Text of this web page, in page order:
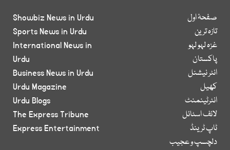
صفحۂ اول
تازہ ترین
غزہ لہو لہو
پاکستان
انٹر نیشنل
کھیل
انٹرٹینمنٹ
لائف اسٹائل
ٹاپ ٹرینڈ
دلچسپ و عجیب
Showbiz News in Urdu
Sports News in Urdu
International News in
Urdu
Business News in Urdu
Urdu Magazine
Urdu Blogs
The Express Tribune
Express Entertainment